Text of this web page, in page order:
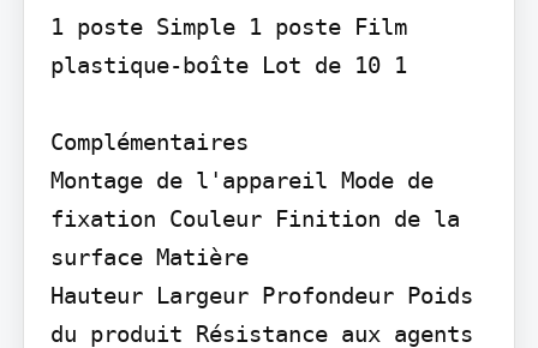
1 poste Simple 1 poste Film
plastique-boîte Lot de 10 1
Complémentaires
Montage de l'appareil Mode de
fixation Couleur Finition de la
surface Matière
Hauteur Largeur Profondeur Poids
du produit Résistance aux agents